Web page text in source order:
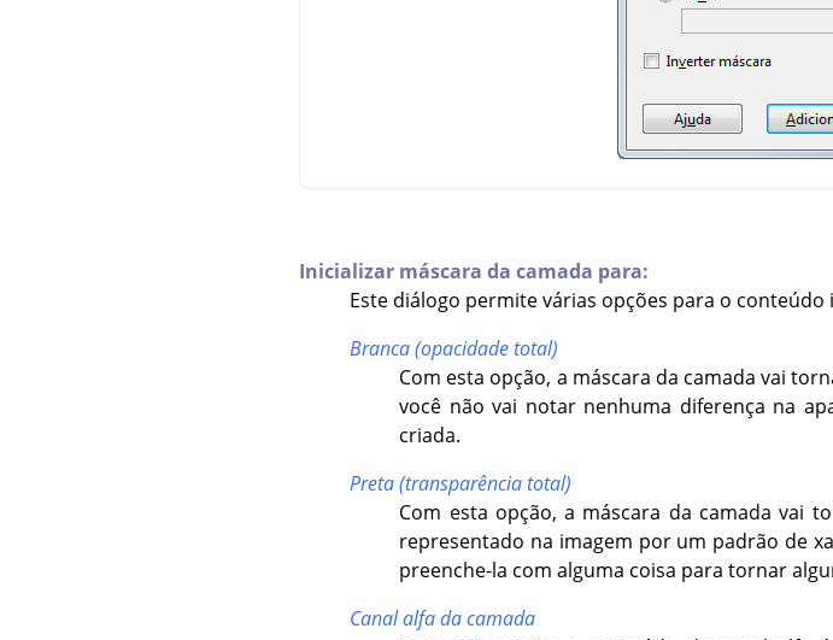
Inicializar máscara da camada para:
Este diálogo permite várias opções para o conteúdo
Branca (opacidade total)
Com esta opção, a máscara da camada vai
você não vai notar nenhuma diferença na
criada.
Preta (transparência total)
Com esta opção, a máscara da camada vai
representado na imagem por um padrão de
preenche-la com alguma coisa para tornar
Canal alfa da camada